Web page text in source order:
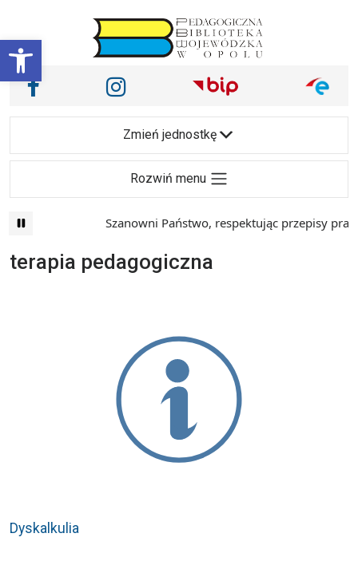
Otwórz pasek narzędzi
Main Navigation
Nasze media społecznościowe i inne
Facebook Instagram
Zmień jednostkę
Rozwiń menu
Szanowni Państwo, respektując przepisy
terapia pedagogiczna
Dyskalkulia